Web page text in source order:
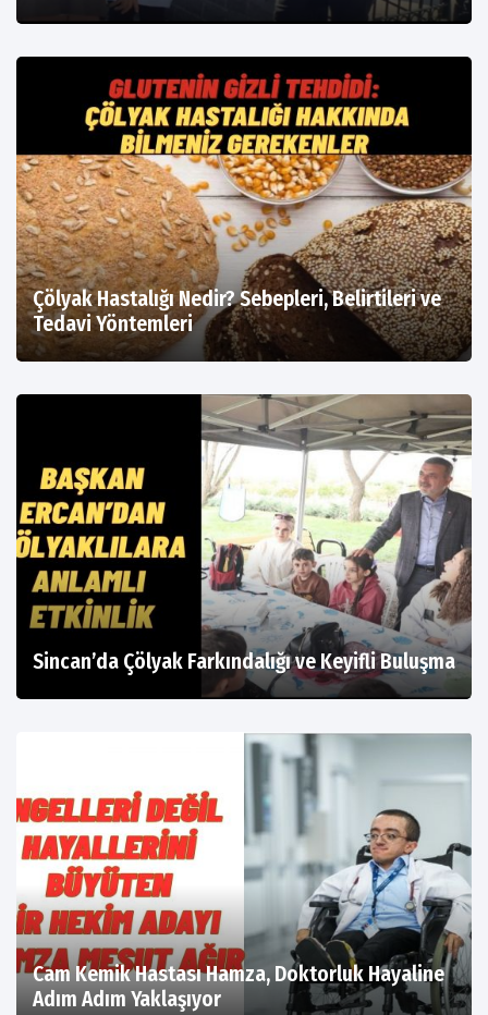
Çölyak Hastalığı Nedir? Sebepleri, Belirtileri ve
Tedavi Yöntemleri
Sincan’da Çölyak Farkındalığı ve Keyifli Buluşma
Cam Kemik Hastası Hamza, Doktorluk Hayaline
Adım Adım Yaklaşıyor